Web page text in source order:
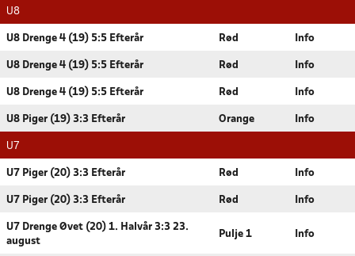
U8
U8 Drenge 4 (19) 5:5 Efterår Rød Info
U8 Drenge 4 (19) 5:5 Efterår Rød Info
U8 Drenge 4 (19) 5:5 Efterår Rød Info
U8 Piger (19) 3:3 Efterår Orange Info
U7
U7 Piger (20) 3:3 Efterår Rød Info
U7 Piger (20) 3:3 Efterår Rød Info
U7 Drenge Øvet (20) 1. Halvår 3:3 23.
august
Pulje 1 Info